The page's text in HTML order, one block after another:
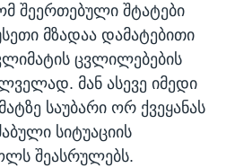
შეერთებული შტატები
მზადაა დამატებითი
ცვლილებების
მან ასევე იმედი
საუბარი ორ ქვეყანას
სიტუაციის
შეასრულებს.